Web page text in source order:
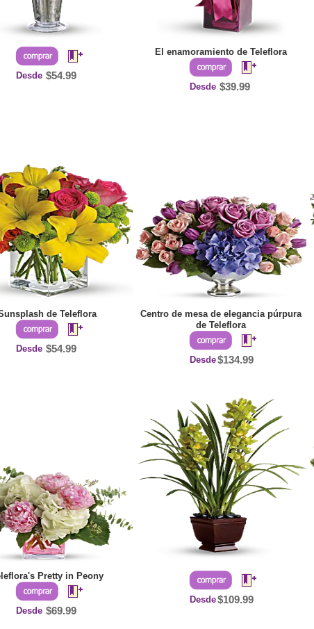
Desde $54.99
El enamoramiento de Teleflora
Desde $39.99
de Teleflora
Desde $54.99
Centro de mesa de elegancia púrpura
de Teleflora
Desde$134.99
Pretty in Peony
Desde $69.99
Desde$109.99